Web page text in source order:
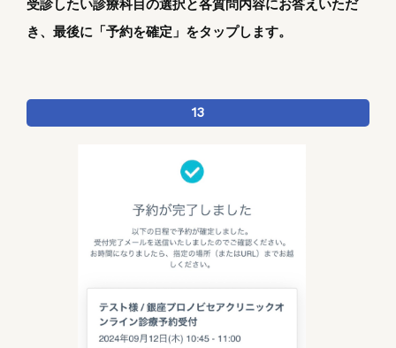
受診したい診療科目の選択と各質問内容にお答えいただ
き、最後に「予約を確定」をタップします。
13